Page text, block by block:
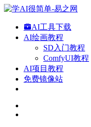
AI工具下载
AI绘画教程
SD入门教程
ComfyUI教程
AI项目教程
免费镜像站